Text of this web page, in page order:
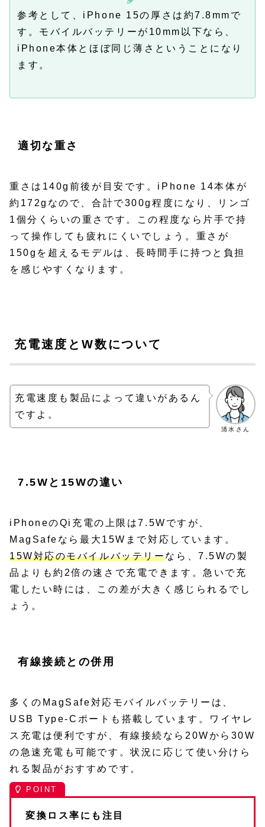
参考として、iPhone 15の厚さは約7.8mmで
す。モバイルバッテリーが10mm以下なら、
iPhone本体とほぼ同じ薄さということになり
ます。
適切な重さ
重さは140g前後が目安です。iPhone 14本体が
約172gなので、合計で300g程度になり、リンゴ
1個分くらいの重さです。この程度なら片手で持
って操作しても疲れにくいでしょう。重さが
150gを超えるモデルは、長時間手に持つと負担
を感じやすくなります。
充電速度とW数について
清水さん
充電速度も製品によって違いがあるん
ですよ。
7.5Wと15Wの違い
iPhoneのQi充電の上限は7.5Wですが、
MagSafeなら最大15Wまで対応しています。
15W対応のモバイルバッテリーなら、7.5Wの製
品よりも約2倍の速さで充電できます。急いで充
電したい時には、この差が大きく感じられるでし
ょう。
有線接続との併用
多くのMagSafe対応モバイルバッテリーは、
USB Type-Cポートも搭載しています。ワイヤレ
ス充電は便利ですが、有線接続なら20Wから30W
の急速充電も可能です。状況に応じて使い分けら
れる製品がおすすめです。
変換ロス率にも注目